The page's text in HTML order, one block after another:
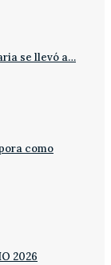
se llevó a…
como
2026